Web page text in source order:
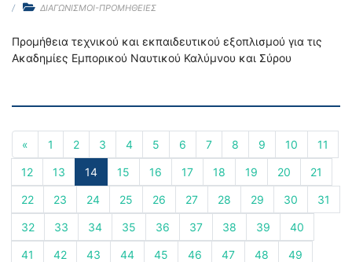
ΔΙΑΓΩΝΙΣΜΟΙ-ΠΡΟΜΗΘΕΙΕΣ
Προμήθεια τεχνικού και εκπαιδευτικού εξοπλισμού για τις
Ακαδημίες Εμπορικού Ναυτικού Καλύμνου και Σύρου
« 1 2 3 4 5 6 7 8 9 10 11
12 13 14 15 16 17 18 19 20 21
22 23 24 25 26 27 28 29 30 31
32 33 34 35 36 37 38 39 40
41 42 43 44 45 46 47 48 49